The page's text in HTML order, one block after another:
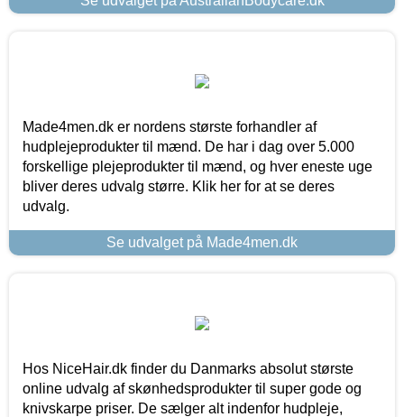
Made4men.dk er nordens største forhandler af
hudplejeprodukter til mænd. De har i dag over 5.000
forskellige plejeprodukter til mænd, og hver eneste uge
bliver deres udvalg større. Klik her for at se deres
udvalg.
Se udvalget på Made4men.dk
Hos NiceHair.dk finder du Danmarks absolut største
online udvalg af skønhedsprodukter til super gode og
knivskarpe priser. De sælger alt indenfor hudpleje,